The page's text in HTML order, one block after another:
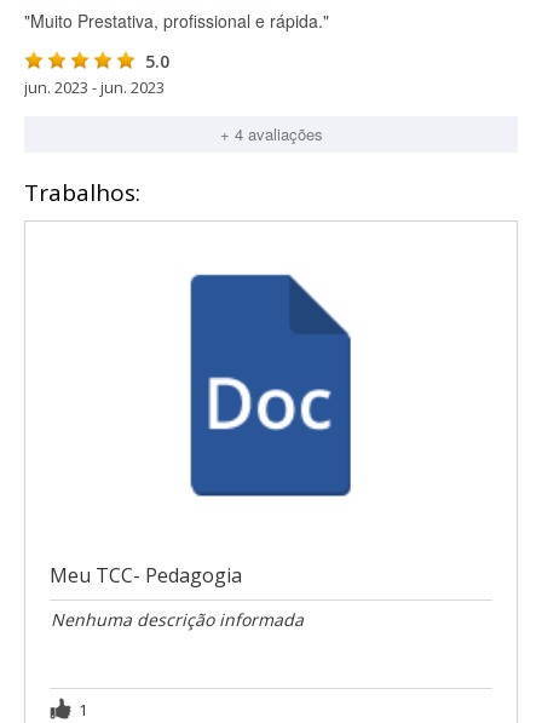
"Muito Prestativa, profissional e rápida."
5.0
jun. 2023 - jun. 2023
+ 4 avaliações
Trabalhos:
Meu TCC- Pedagogia
Nenhuma descrição informada
1